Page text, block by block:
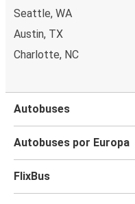
Seattle, WA
Austin, TX
Charlotte, NC
Autobuses
Autobuses por Europa
FlixBus